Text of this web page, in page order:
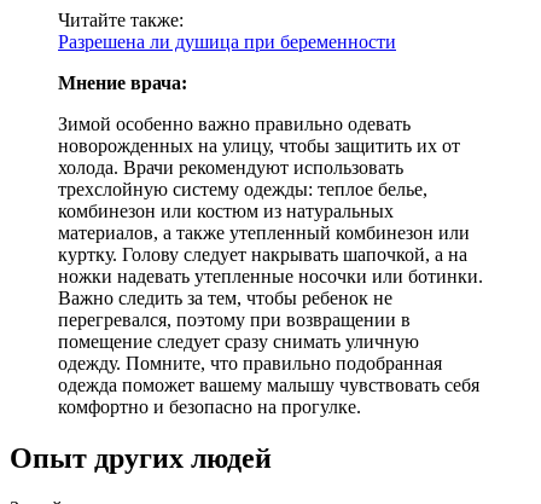
Читайте также:
Разрешена ли душица при беременности
Мнение врача:
Зимой особенно важно правильно одевать
новорожденных на улицу, чтобы защитить их от
холода. Врачи рекомендуют использовать
трехслойную систему одежды: теплое белье,
комбинезон или костюм из натуральных
материалов, а также утепленный комбинезон или
куртку. Голову следует накрывать шапочкой, а на
ножки надевать утепленные носочки или ботинки.
Важно следить за тем, чтобы ребенок не
перегревался, поэтому при возвращении в
помещение следует сразу снимать уличную
одежду. Помните, что правильно подобранная
одежда поможет вашему малышу чувствовать себя
комфортно и безопасно на прогулке.
Опыт других людей